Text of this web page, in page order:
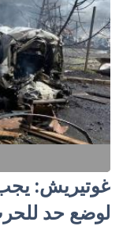
غوتيريش:
لوضع حد